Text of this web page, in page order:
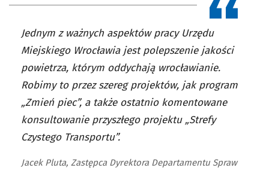
Jednym z ważnych aspektów pracy Urzędu
Miejskiego Wrocławia jest polepszenie jakości
powietrza, którym oddychają wrocławianie.
Robimy to przez szereg projektów, jak program
„Zmień piec”, a także ostatnio komentowane
konsultowanie przyszłego projektu „Strefy
Czystego Transportu”.
Jacek Pluta, Zastępca Dyrektora Departamentu Spraw